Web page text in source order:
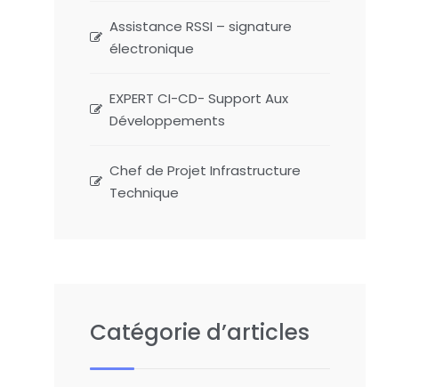
Assistance RSSI – signature
électronique
EXPERT CI-CD- Support Aux
Développements
Chef de Projet Infrastructure
Technique
Catégorie d’articles